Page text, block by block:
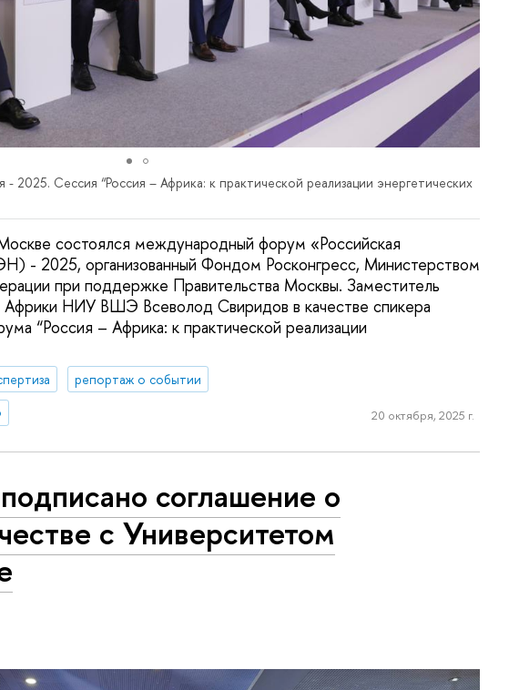
- 2025. Сессия “Россия – Африка: к практической реализации энергетических
состоялся международный форум «Российская
- 2025, организованный Фондом Росконгресс, Министерством
при поддержке Правительства Москвы. Заместитель
Африки НИУ ВШЭ Всеволод Свиридов в качестве спикера
“Россия – Африка: к практической реализации
репортаж о событии
20 октября, 2025 г.
соглашение о
с Университетом